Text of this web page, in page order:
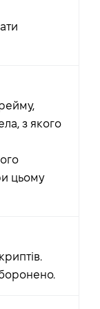
з якого
цьому